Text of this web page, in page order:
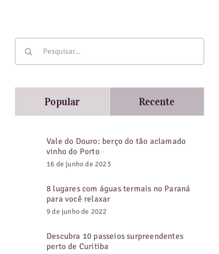
Popular Recente
Vale do Douro: berço do tão aclamado
vinho do Porto
16 de junho de 2023
8 lugares com águas termais no Paraná
para você relaxar
9 de junho de 2022
Descubra 10 passeios surpreendentes
perto de Curitiba